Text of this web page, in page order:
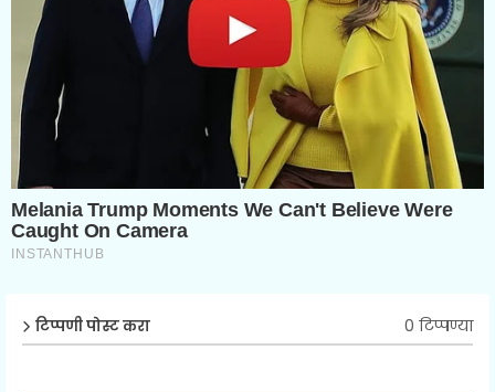
टिप्पणी पोस्ट करा 0 टिप्पण्या